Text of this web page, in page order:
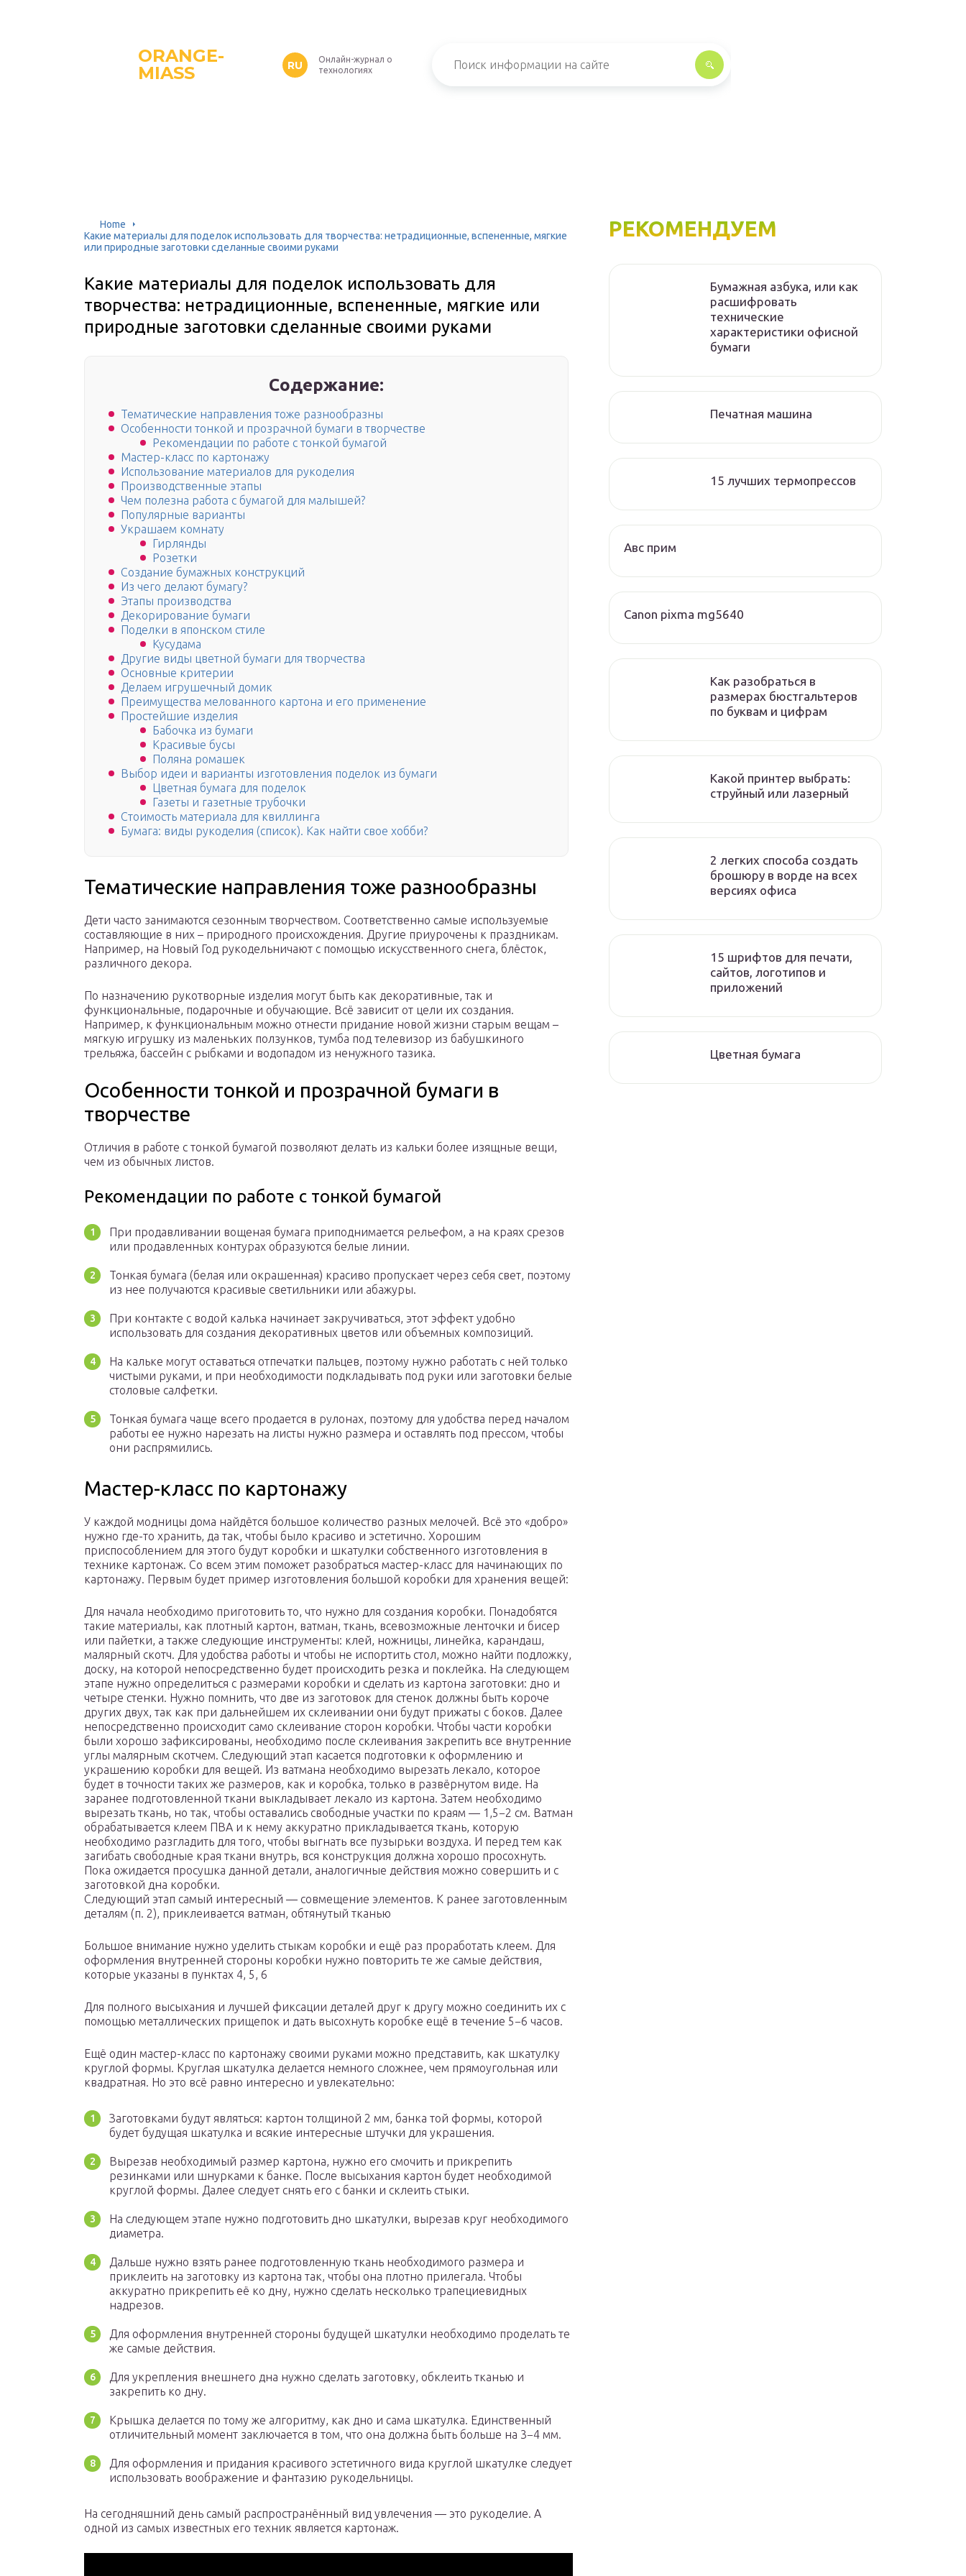
ORANGE-
MIASS
RU
Онлайн-журнал о
технологиях
Home
Какие материалы для поделок использовать для творчества: нетрадиционные, вспененные, мягкие
или природные заготовки сделанные своими руками
Какие материалы для поделок использовать для
творчества: нетрадиционные, вспененные, мягкие или
природные заготовки сделанные своими руками
Содержание:
Тематические направления тоже разнообразны
Особенности тонкой и прозрачной бумаги в творчестве
Рекомендации по работе с тонкой бумагой
Мастер-класс по картонажу
Использование материалов для рукоделия
Производственные этапы
Чем полезна работа с бумагой для малышей?
Популярные варианты
Украшаем комнату
Гирлянды
Розетки
Создание бумажных конструкций
Из чего делают бумагу?
Этапы производства
Декорирование бумаги
Поделки в японском стиле
Кусудама
Другие виды цветной бумаги для творчества
Основные критерии
Делаем игрушечный домик
Преимущества мелованного картона и его применение
Простейшие изделия
Бабочка из бумаги
Красивые бусы
Поляна ромашек
Выбор идеи и варианты изготовления поделок из бумаги
Цветная бумага для поделок
Газеты и газетные трубочки
Стоимость материала для квиллинга
Бумага: виды рукоделия (список). Как найти свое хобби?
Тематические направления тоже разнообразны
Дети часто занимаются сезонным творчеством. Соответственно самые используемые
составляющие в них – природного происхождения. Другие приурочены к праздникам.
Например, на Новый Год рукодельничают с помощью искусственного снега, блёсток,
различного декора.
По назначению рукотворные изделия могут быть как декоративные, так и
функциональные, подарочные и обучающие. Всё зависит от цели их создания.
Например, к функциональным можно отнести придание новой жизни старым вещам –
мягкую игрушку из маленьких ползунков, тумба под телевизор из бабушкиного
трельяжа, бассейн с рыбками и водопадом из ненужного тазика.
Особенности тонкой и прозрачной бумаги в
творчестве
Отличия в работе с тонкой бумагой позволяют делать из кальки более изящные вещи,
чем из обычных листов.
Рекомендации по работе с тонкой бумагой
При продавливании вощеная бумага приподнимается рельефом, а на краях срезов
или продавленных контурах образуются белые линии.
Тонкая бумага (белая или окрашенная) красиво пропускает через себя свет, поэтому
из нее получаются красивые светильники или абажуры.
При контакте с водой калька начинает закручиваться, этот эффект удобно
использовать для создания декоративных цветов или объемных композиций.
На кальке могут оставаться отпечатки пальцев, поэтому нужно работать с ней только
чистыми руками, и при необходимости подкладывать под руки или заготовки белые
столовые салфетки.
Тонкая бумага чаще всего продается в рулонах, поэтому для удобства перед началом
работы ее нужно нарезать на листы нужно размера и оставлять под прессом, чтобы
они распрямились.
Мастер-класс по картонажу
У каждой модницы дома найдётся большое количество разных мелочей. Всё это «добро»
нужно где-то хранить, да так, чтобы было красиво и эстетично. Хорошим
приспособлением для этого будут коробки и шкатулки собственного изготовления в
технике картонаж. Со всем этим поможет разобраться мастер-класс для начинающих по
картонажу. Первым будет пример изготовления большой коробки для хранения вещей:
Для начала необходимо приготовить то, что нужно для создания коробки. Понадобятся
такие материалы, как плотный картон, ватман, ткань, всевозможные ленточки и бисер
или пайетки, а также следующие инструменты: клей, ножницы, линейка, карандаш,
малярный скотч. Для удобства работы и чтобы не испортить стол, можно найти подложку,
доску, на которой непосредственно будет происходить резка и поклейка. На следующем
этапе нужно определиться с размерами коробки и сделать из картона заготовки: дно и
четыре стенки. Нужно помнить, что две из заготовок для стенок должны быть короче
других двух, так как при дальнейшем их склеивании они будут прижаты с боков. Далее
непосредственно происходит само склеивание сторон коробки. Чтобы части коробки
были хорошо зафиксированы, необходимо после склеивания закрепить все внутренние
углы малярным скотчем. Следующий этап касается подготовки к оформлению и
украшению коробки для вещей. Из ватмана необходимо вырезать лекало, которое
будет в точности таких же размеров, как и коробка, только в развёрнутом виде. На
заранее подготовленной ткани выкладывает лекало из картона. Затем необходимо
вырезать ткань, но так, чтобы оставались свободные участки по краям — 1,5−2 см. Ватман
обрабатывается клеем ПВА и к нему аккуратно прикладывается ткань, которую
необходимо разгладить для того, чтобы выгнать все пузырьки воздуха. И перед тем как
загибать свободные края ткани внутрь, вся конструкция должна хорошо просохнуть.
Пока ожидается просушка данной детали, аналогичные действия можно совершить и с
заготовкой дна коробки.
Следующий этап самый интересный — совмещение элементов. К ранее заготовленным
деталям (п. 2), приклеивается ватман, обтянутый тканью
Большое внимание нужно уделить стыкам коробки и ещё раз проработать клеем. Для
оформления внутренней стороны коробки нужно повторить те же самые действия,
которые указаны в пунктах 4, 5, 6
Для полного высыхания и лучшей фиксации деталей друг к другу можно соединить их с
помощью металлических прищепок и дать высохнуть коробке ещё в течение 5−6 часов.
Ещё один мастер-класс по картонажу своими руками можно представить, как шкатулку
круглой формы. Круглая шкатулка делается немного сложнее, чем прямоугольная или
квадратная. Но это всё равно интересно и увлекательно:
Заготовками будут являться: картон толщиной 2 мм, банка той формы, которой
будет будущая шкатулка и всякие интересные штучки для украшения.
Вырезав необходимый размер картона, нужно его смочить и прикрепить
резинками или шнурками к банке. После высыхания картон будет необходимой
круглой формы. Далее следует снять его с банки и склеить стыки.
На следующем этапе нужно подготовить дно шкатулки, вырезав круг необходимого
диаметра.
Дальше нужно взять ранее подготовленную ткань необходимого размера и
приклеить на заготовку из картона так, чтобы она плотно прилегала. Чтобы
аккуратно прикрепить её ко дну, нужно сделать несколько трапециевидных
надрезов.
Для оформления внутренней стороны будущей шкатулки необходимо проделать те
же самые действия.
Для укрепления внешнего дна нужно сделать заготовку, обклеить тканью и
закрепить ко дну.
Крышка делается по тому же алгоритму, как дно и сама шкатулка. Единственный
отличительный момент заключается в том, что она должна быть больше на 3−4 мм.
Для оформления и придания красивого эстетичного вида круглой шкатулке следует
использовать воображение и фантазию рукодельницы.
На сегодняшний день самый распространённый вид увлечения — это рукоделие. А
одной из самых известных его техник является картонаж.
РЕКОМЕНДУЕМ
Бумажная азбука, или как
расшифровать
технические
характеристики офисной
бумаги
Печатная машина
15 лучших термопрессов
Авс прим
Canon pixma mg5640
Как разобраться в
размерах бюстгальтеров
по буквам и цифрам
Какой принтер выбрать:
струйный или лазерный
2 легких способа создать
брошюру в ворде на всех
версиях офиса
15 шрифтов для печати,
сайтов, логотипов и
приложений
Цветная бумага